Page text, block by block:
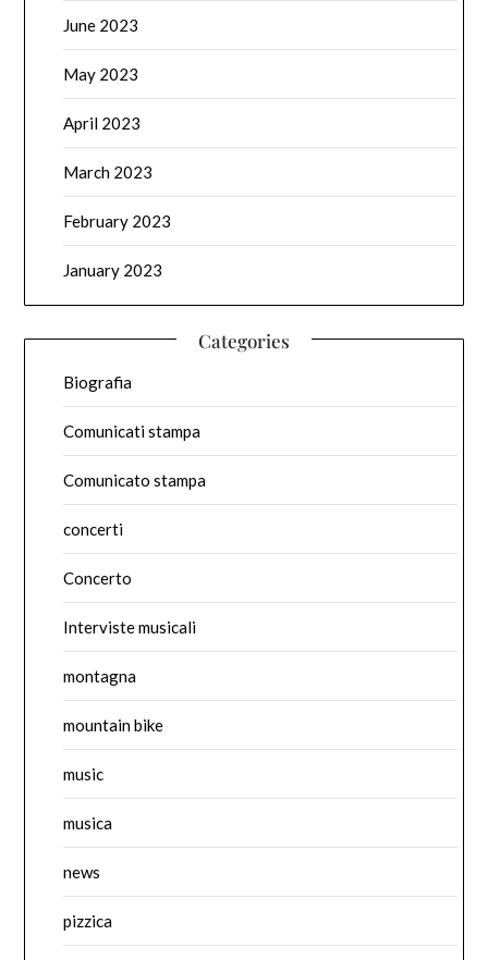
June 2023
May 2023
April 2023
March 2023
February 2023
January 2023
Categories
Biografia
Comunicati stampa
Comunicato stampa
concerti
Concerto
Interviste musicali
montagna
mountain bike
music
musica
news
pizzica